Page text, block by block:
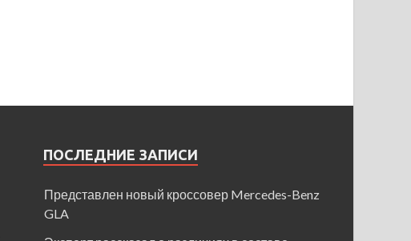
ПОСЛЕДНИЕ ЗАПИСИ
Представлен новый кроссовер Mercedes-Benz
GLA